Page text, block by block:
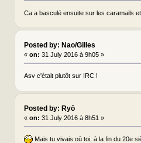
Ca a basculé ensuite sur les caramails
Posted by: Nao/Gilles
« on: 31 July 2016 à 9h05 »
Asv c'était plutôt sur IRC !
Posted by: Ryō
« on: 31 July 2016 à 8h51 »
Mais tu vivais où toi, à la fin du 20e